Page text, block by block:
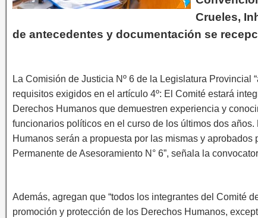
Crueles,
de antecedentes y documentación se
La Comisión de Justicia Nº 6 de la Legislatura Provincial
requisitos exigidos en el artículo 4º: El Comité estará
Derechos Humanos que demuestren experiencia y
funcionarios políticos en el curso de los últimos dos
Humanos serán a propuesta por las mismas y
Permanente de Asesoramiento N° 6”, señala la
Además, agregan que “todos los integrantes del Comité
promoción y protección de los Derechos Humanos,